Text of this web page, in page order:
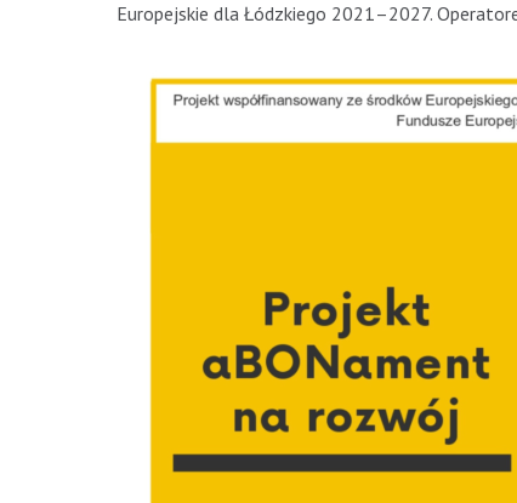
Europejskie dla Łódzkiego 2021–2027.